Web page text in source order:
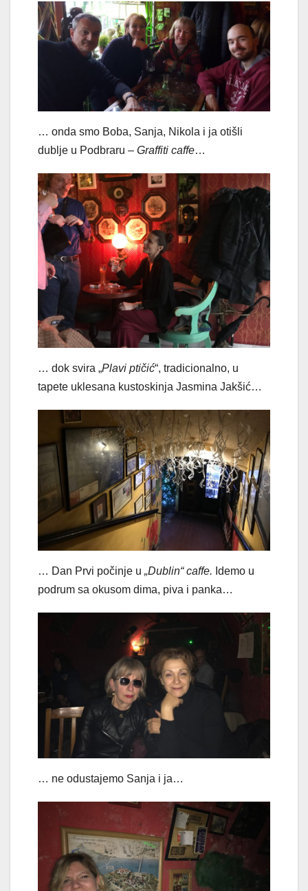
… onda smo Boba, Sanja, Nikola i ja otišli
dublje u Podbraru – Graffiti caffe…
… dok svira „Plavi ptičić“, tradicionalno, u
tapete uklesana kustoskinja Jasmina Jakšić…
… Dan Prvi počinje u „Dublin“ caffe. Idemo u
podrum sa okusom dima, piva i panka…
… ne odustajemo Sanja i ja…